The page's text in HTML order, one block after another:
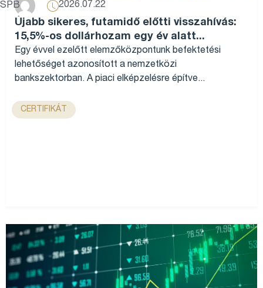
SPB 2026.07.22
Újabb sikeres, futamidő előtti visszahívás:
15,5%-os dollárhozam egy év alatt...
Egy évvel ezelőtt elemzőközpontunk befektetési
lehetőséget azonosított a nemzetközi
bankszektorban. A piaci elképzelésre építve...
CERTIFIKÁT